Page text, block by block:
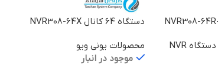
دستگاه NVR
دستگاه 64 کانال NVR308-64X
محصولات یونی ویو
موجود در انبار